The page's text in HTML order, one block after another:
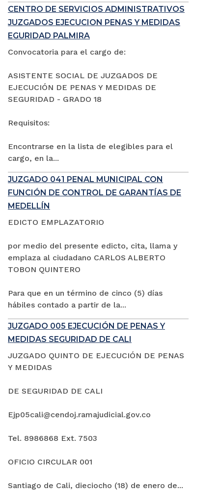
CENTRO DE SERVICIOS ADMINISTRATIVOS
JUZGADOS EJECUCION PENAS Y MEDIDAS
EGURIDAD PALMIRA
Convocatoria para el cargo de:
ASISTENTE SOCIAL DE JUZGADOS DE
EJECUCIÓN DE PENAS Y MEDIDAS DE
SEGURIDAD - GRADO 18
Requisitos:
Encontrarse en la lista de elegibles para el
cargo, en la...
JUZGADO 041 PENAL MUNICIPAL CON
FUNCIÓN DE CONTROL DE GARANTÍAS DE
MEDELLÍN
EDICTO EMPLAZATORIO
por medio del presente edicto, cita, llama y
emplaza al ciudadano CARLOS ALBERTO
TOBON QUINTERO
Para que en un término de cinco (5) días
hábiles contado a partir de la...
JUZGADO 005 EJECUCIÓN DE PENAS Y
MEDIDAS SEGURIDAD DE CALI
JUZGADO QUINTO DE EJECUCIÓN DE PENAS
Y MEDIDAS
DE SEGURIDAD DE CALI
Ejp05cali@cendoj.ramajudicial.gov.co
Tel. 8986868 Ext. 7503
OFICIO CIRCULAR 001
Santiago de Cali, dieciocho (18) de enero de...